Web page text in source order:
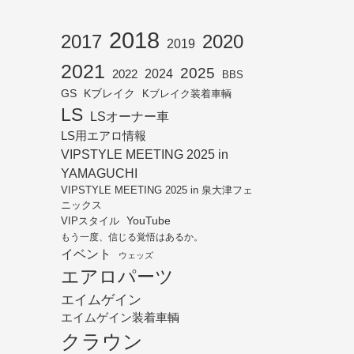
2017 2018 2019 2020
2021 2022 2024 2025
BBS
GS
Kブレイク Kブレイク装着車輌
LS LSオーナー車
LS用エアロ情報
VIPSTYLE MEETING 2025 in
YAMAGUCHI
VIPSTYLE MEETING 2025 in 泉大津フェ
ニックス
VIPスタイル YouTube
もう一度、信じる覚悟はあるか。
イベント ウェッズ
エアロパーツ
エイムゲイン
エイムゲイン装着車輌
クラウン